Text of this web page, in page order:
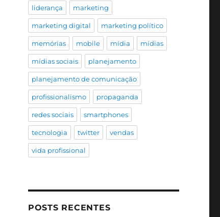
liderança marketing
marketing digital marketing político
memórias mobile mídia mídias
mídias sociais planejamento
planejamento de comunicação
profissionalismo propaganda
redes sociais smartphones
tecnologia twitter vendas
vida profissional
POSTS RECENTES